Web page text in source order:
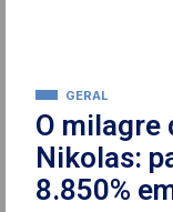
GERAL
O milagre
Nikolas:
8.850%